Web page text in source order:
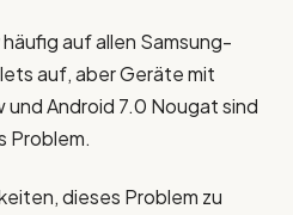
auf allen Samsung-
auf, aber Geräte mit
und Android 7.0 Nougat sind
Problem.
dieses Problem zu